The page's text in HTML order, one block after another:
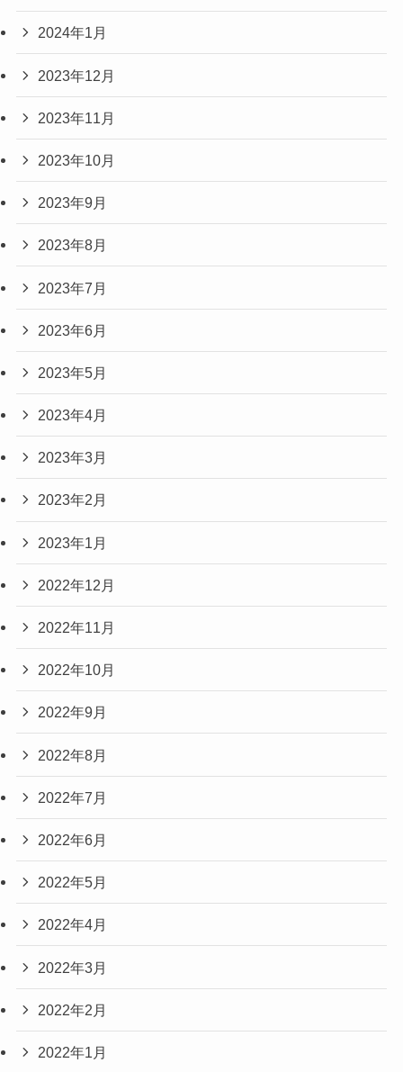
2024年1月
2023年12月
2023年11月
2023年10月
2023年9月
2023年8月
2023年7月
2023年6月
2023年5月
2023年4月
2023年3月
2023年2月
2023年1月
2022年12月
2022年11月
2022年10月
2022年9月
2022年8月
2022年7月
2022年6月
2022年5月
2022年4月
2022年3月
2022年2月
2022年1月